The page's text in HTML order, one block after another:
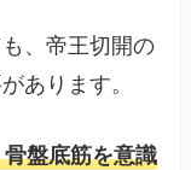
、帝王切開の
あります。
盤底筋を意識